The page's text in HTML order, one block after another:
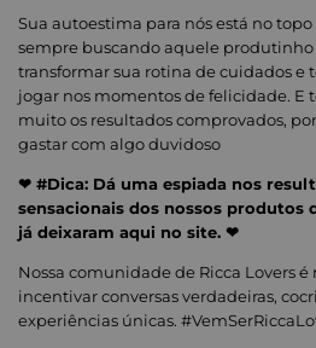
Sua autoestima para nós está no
sempre buscando aquele
transformar sua rotina de cuidados e
jogar nos momentos de felicidade. E
muito os resultados comprovados,
gastar com algo duvidoso
❤ #Dica: Dá uma espiada nos
sensacionais dos nossos produtos
já deixaram aqui no site. ❤
Nossa comunidade de Ricca Lovers é
incentivar conversas verdadeiras,
experiências únicas.